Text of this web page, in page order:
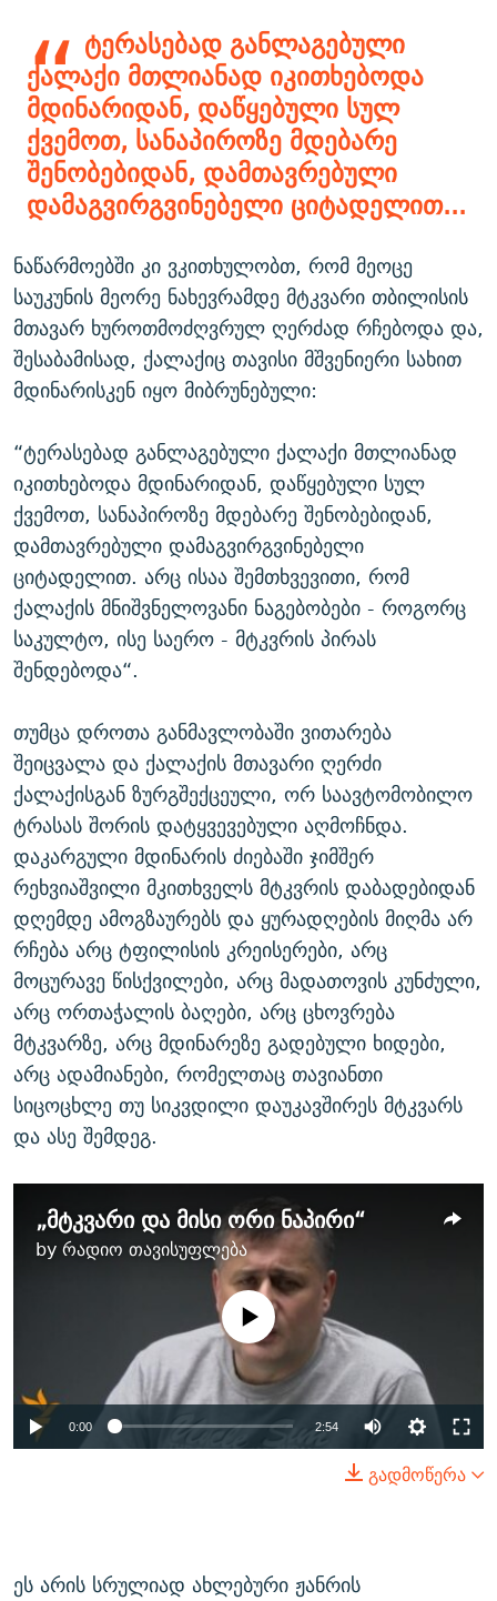
ტერასებად განლაგებული
ქალაქი მთლიანად იკითხებოდა
მდინარიდან, დაწყებული სულ
ქვემოთ, სანაპიროზე მდებარე
შენობებიდან, დამთავრებული
დამაგვირგვინებელი ციტადელით...
ნაწარმოებში კი ვკითხულობთ, რომ მეოცე
საუკუნის მეორე ნახევრამდე მტკვარი თბილისის
მთავარ ხუროთმოძღვრულ ღერძად რჩებოდა და,
შესაბამისად, ქალაქიც თავისი მშვენიერი სახით
მდინარისკენ იყო მიბრუნებული:
“ტერასებად განლაგებული ქალაქი მთლიანად
იკითხებოდა მდინარიდან, დაწყებული სულ
ქვემოთ, სანაპიროზე მდებარე შენობებიდან,
დამთავრებული დამაგვირგვინებელი
ციტადელით. არც ისაა შემთხვევითი, რომ
ქალაქის მნიშვნელოვანი ნაგებობები - როგორც
საკულტო, ისე საერო - მტკვრის პირას
შენდებოდა“.
თუმცა დროთა განმავლობაში ვითარება
შეიცვალა და ქალაქის მთავარი ღერძი
ქალაქისგან ზურგშექცეული, ორ საავტომობილო
ტრასას შორის დატყვევებული აღმოჩნდა.
დაკარგული მდინარის ძიებაში ჯიმშერ
რეხვიაშვილი მკითხველს მტკვრის დაბადებიდან
დღემდე ამოგზაურებს და ყურადღების მიღმა არ
რჩება არც ტფილისის კრეისერები, არც
მოცურავე წისქვილები, არც მადათოვის კუნძული,
არც ორთაჭალის ბაღები, არც ცხოვრება
მტკვარზე, არც მდინარეზე გადებული ხიდები,
არც ადამიანები, რომელთაც თავიანთი
სიცოცხლე თუ სიკვდილი დაუკავშირეს მტკვარს
და ასე შემდეგ.
„მტკვარი და მისი ორი ნაპირი“
byრადიო თავისუფლება
No media source currently
available
0:00 2:54
გადმოწერა
ეს არის სრულიად ახლებური ჟანრის